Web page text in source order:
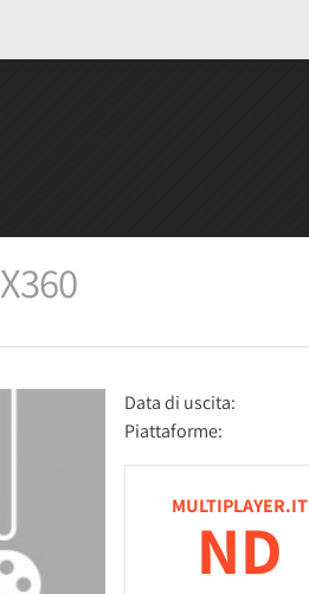
X360
Data di uscita:
Piattaforme:
MULTIPLAYER.IT
ND